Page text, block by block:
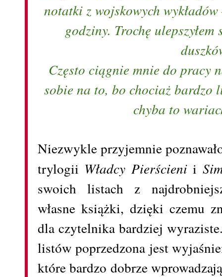
notatki z wojskowych
godziny. Trochę
Często ciągnie mnie do pracy
sobie na to, bo chociaż bardzo
chyba to
Niezwykle przyjemnie
trylogii Władcy Pierścienii
swoich listach z
własne książki, dzięki czemu
dla czytelnika bardziej
listów poprzedzona jest
które bardzo dobrze